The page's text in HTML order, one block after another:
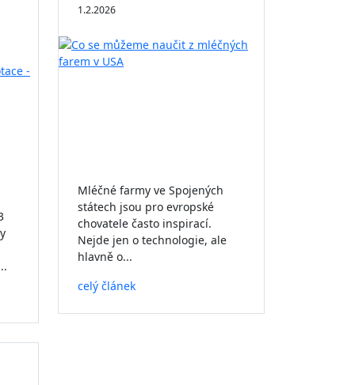
1.2.2026
Mléčné farmy ve Spojených
státech jsou pro evropské
chovatele často inspirací.
Nejde jen o technologie, ale
hlavně o...
celý článek